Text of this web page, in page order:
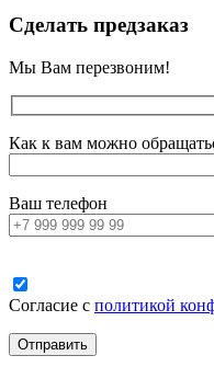
Сделать предзаказ
Мы Вам перезвоним!
Как к вам можно
Ваш телефон
Согласие с политикой